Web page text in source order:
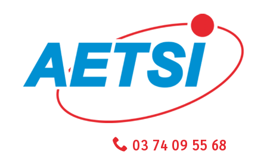
03 74 09 55 68